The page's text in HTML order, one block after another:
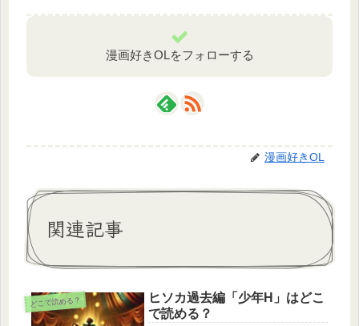
漫画好きOLをフォローする
漫画好きOL
関連記事
どこで読める？
ヒソカ過去編「少年H」はどこ
で読める？